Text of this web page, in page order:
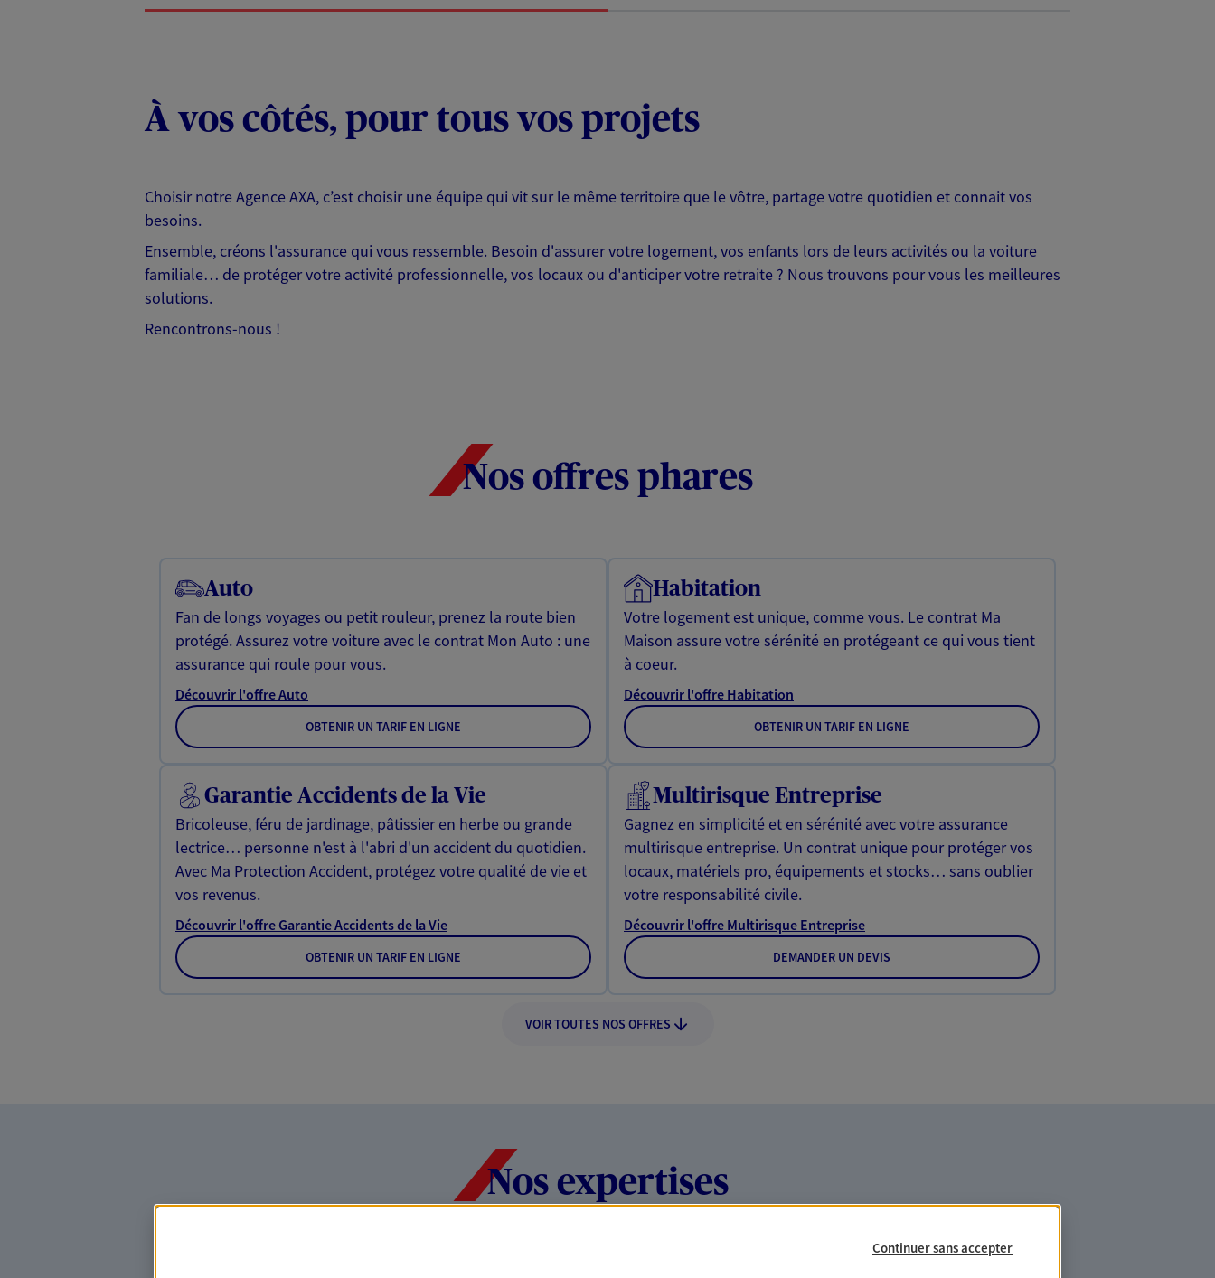
À vos côtés, pour tous vos projets
Choisir notre Agence AXA, c’est choisir une équipe qui vit sur le même territoire que le vôtre, partage votre quotidien et connait vos
besoins.
Ensemble, créons l'assurance qui vous ressemble. Besoin d'assurer votre logement, vos enfants lors de leurs activités ou la voiture
familiale… de protéger votre activité professionnelle, vos locaux ou d'anticiper votre retraite ? Nous trouvons pour vous les meilleures
solutions.
Rencontrons-nous !
Nos offres phares
Auto
Fan de longs voyages ou petit rouleur, prenez la route bien
protégé. Assurez votre voiture avec le contrat Mon Auto : une
assurance qui roule pour vous.
Découvrir l'offre Auto
OBTENIR UN TARIF EN LIGNE
Habitation
Votre logement est unique, comme vous. Le contrat Ma
Maison assure votre sérénité en protégeant ce qui vous tient
à coeur.
Découvrir l'offre Habitation
OBTENIR UN TARIF EN LIGNE
Garantie Accidents de la Vie
Bricoleuse, féru de jardinage, pâtissier en herbe ou grande
lectrice… personne n'est à l'abri d'un accident du quotidien.
Avec Ma Protection Accident, protégez votre qualité de vie et
vos revenus.
Découvrir l'offre Garantie Accidents de la Vie
OBTENIR UN TARIF EN LIGNE
Multirisque Entreprise
Gagnez en simplicité et en sérénité avec votre assurance
multirisque entreprise. Un contrat unique pour protéger vos
locaux, matériels pro, équipements et stocks… sans oublier
votre responsabilité civile.
Découvrir l'offre Multirisque Entreprise
DEMANDER UN DEVIS
VOIR TOUTES NOS OFFRES
Nos expertises
Continuer sans accepter